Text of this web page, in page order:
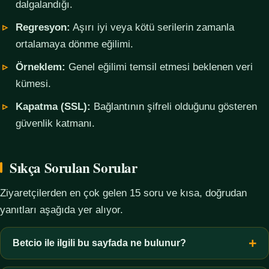
dalgalandığı.
Regresyon: Aşırı iyi veya kötü serilerin zamanla
ortalamaya dönme eğilimi.
Örneklem: Genel eğilimi temsil etmesi beklenen veri
kümesi.
Kapatma (SSL): Bağlantının şifreli olduğunu gösteren
güvenlik katmanı.
Sıkça Sorulan Sorular
Ziyaretçilerden en çok gelen 15 soru ve kısa, doğrudan
yanıtları aşağıda yer alıyor.
Betcio ile ilgili bu sayfada ne bulunur?
Bu sayfada yalnızca kavramsal bilgi, terim açıklamaları, veri